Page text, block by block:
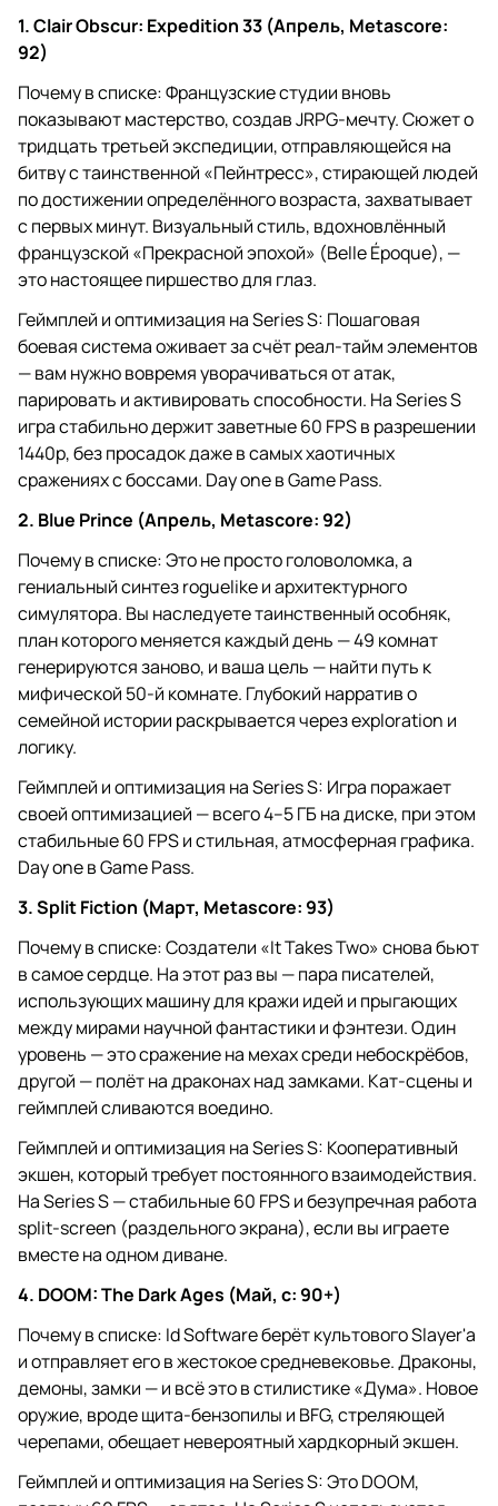
1. Clair Obscur: Expedition 33 (Апрель, Metascore:
92)
Почему в списке: Французские студии вновь
показывают мастерство, создав JRPG-мечту. Сюжет о
тридцать третьей экспедиции, отправляющейся на
битву с таинственной «Пейнтресс», стирающей людей
по достижении определённого возраста, захватывает
с первых минут. Визуальный стиль, вдохновлённый
французской «Прекрасной эпохой» (Belle Époque), —
это настоящее пиршество для глаз.
Геймплей и оптимизация на Series S: Пошаговая
боевая система оживает за счёт реал-тайм элементов
— вам нужно вовремя уворачиваться от атак,
парировать и активировать способности. На Series S
игра стабильно держит заветные 60 FPS в разрешении
1440p, без просадок даже в самых хаотичных
сражениях с боссами. Day one в Game Pass.
2. Blue Prince (Апрель, Metascore: 92)
Почему в списке: Это не просто головоломка, а
гениальный синтез roguelike и архитектурного
симулятора. Вы наследуете таинственный особняк,
план которого меняется каждый день — 49 комнат
генерируются заново, и ваша цель — найти путь к
мифической 50-й комнате. Глубокий нарратив о
семейной истории раскрывается через exploration и
логику.
Геймплей и оптимизация на Series S: Игра поражает
своей оптимизацией — всего 4–5 ГБ на диске, при этом
стабильные 60 FPS и стильная, атмосферная графика.
Day one в Game Pass.
3. Split Fiction (Март, Metascore: 93)
Почему в списке: Создатели «It Takes Two» снова бьют
в самое сердце. На этот раз вы — пара писателей,
использующих машину для кражи идей и прыгающих
между мирами научной фантастики и фэнтези. Один
уровень — это сражение на мехах среди небоскрёбов,
другой — полёт на драконах над замками. Кат-сцены и
геймплей сливаются воедино.
Геймплей и оптимизация на Series S: Кооперативный
экшен, который требует постоянного взаимодействия.
На Series S — стабильные 60 FPS и безупречная работа
split-screen (раздельного экрана), если вы играете
вместе на одном диване.
4. DOOM: The Dark Ages (Май, с: 90+)
Почему в списке: Id Software берёт культового Slayer'а
и отправляет его в жестокое средневековье. Драконы,
демоны, замки — и всё это в стилистике «Дума». Новое
оружие, вроде щита-бензопилы и BFG, стреляющей
черепами, обещает невероятный хардкорный экшен.
Геймплей и оптимизация на Series S: Это DOOM,